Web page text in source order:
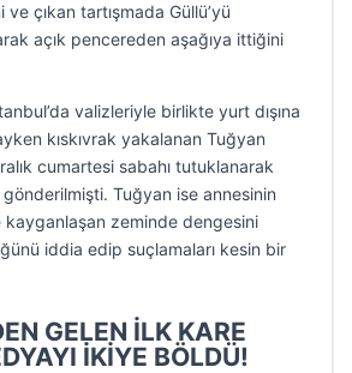
çıkan tartışmada Güllü’yü
açık pencereden aşağıya ittiğini
valizleriyle birlikte yurt dışına
kıskıvrak yakalanan Tuğyan
cumartesi sabahı tutuklanarak
gönderilmişti. Tuğyan ise annesinin
zeminde dengesini
iddia edip suçlamaları kesin bir
GELEN İLK KARE
İKİYE BÖLDÜ!